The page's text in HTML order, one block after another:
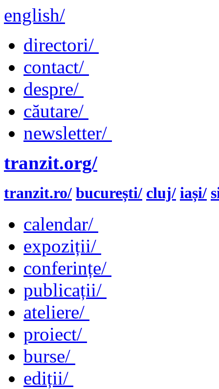
english/
directori/
contact/
despre/
căutare/
newsletter/
tranzit.org/
tranzit.ro/ bucurești/ cluj/ iași/
calendar/
expoziții/
conferințe/
publicații/
ateliere/
proiect/
burse/
ediții/